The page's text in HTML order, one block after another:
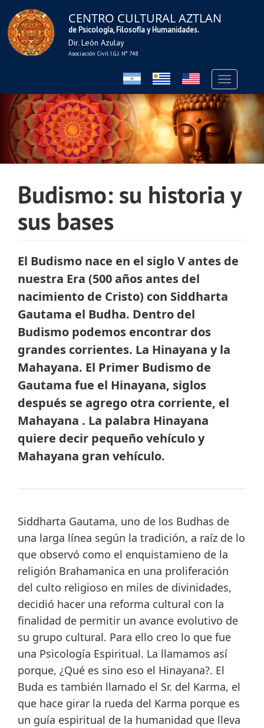
CENTRO CULTURAL AZTLAN
de Psicología, Filosofía y Humanidades.
Dir. León Azulay
Asociación Civil I.G.J. Nº 748
Toggle
navigation
Budismo: su historia y
sus bases
El Budismo nace en el siglo V antes de
nuestra Era (500 años antes del
nacimiento de Cristo) con Siddharta
Gautama el Budha. Dentro del
Budismo podemos encontrar dos
grandes corrientes. La Hinayana y la
Mahayana. El Primer Budismo de
Gautama fue el Hinayana, siglos
después se agrego otra corriente, el
Mahayana . La palabra Hinayana
quiere decir pequeño vehículo y
Mahayana gran vehículo.
Siddharta Gautama, uno de los Budhas de
una larga línea según la tradición, a raíz de lo
que observó como el enquistamieno de la
religión Brahamanica en una proliferación
del culto religioso en miles de divinidades,
decidió hacer una reforma cultural con la
finalidad de permitir un avance evolutivo de
su grupo cultural. Para ello creo lo que fue
una Psicología Espiritual. La llamamos así
porque, ¿Qué es sino eso el Hinayana?. El
Buda es también llamado el Sr. del Karma, el
que hace girar la rueda del Karma porque es
un guía espiritual de la humanidad que lleva